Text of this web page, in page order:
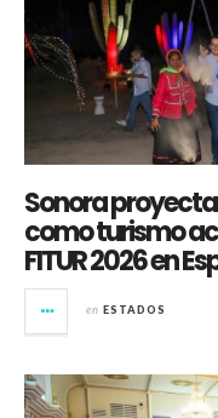
Sonora
como turismo
FITUR 2026 en
en ESTADOS